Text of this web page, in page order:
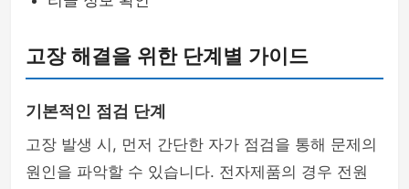
고장 해결을 위한 단계별 가이드
기본적인 점검 단계
고장 발생 시, 먼저 간단한 자가 점검을 통해 문제의
원인을 파악할 수 있습니다. 전자제품의 경우 전원